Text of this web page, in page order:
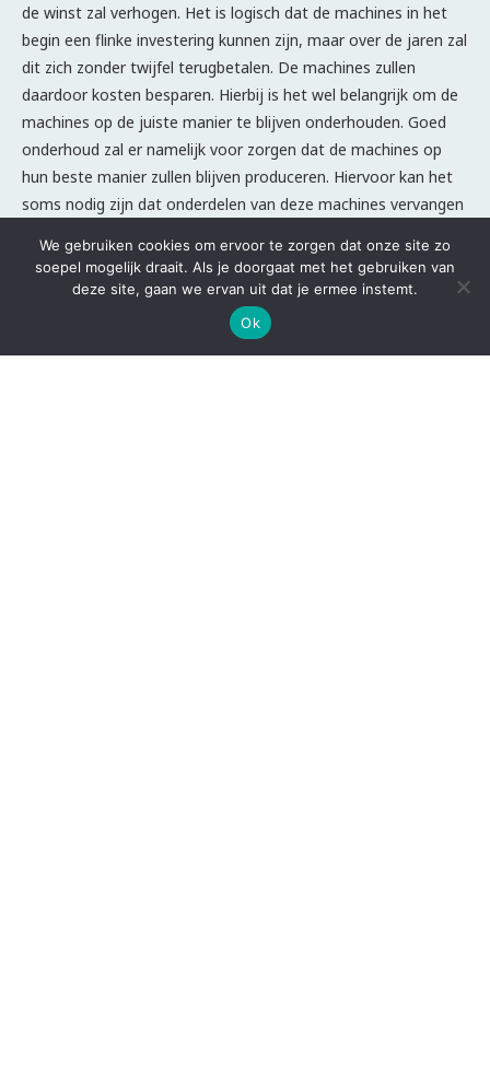
We gebruiken cookies om ervoor te zorgen dat onze site zo
soepel mogelijk draait. Als je doorgaat met het gebruiken van
deze site, gaan we ervan uit dat je ermee instemt.
Ok